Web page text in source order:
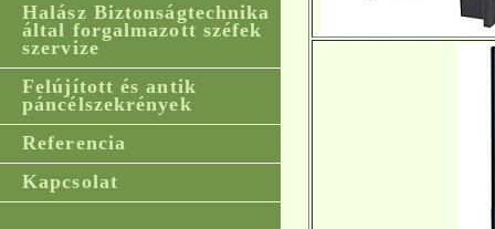
Halász Biztonságtechnika
által forgalmazott széfek
szervize
Felújított és antik
páncélszekrények
Referencia
Kapcsolat